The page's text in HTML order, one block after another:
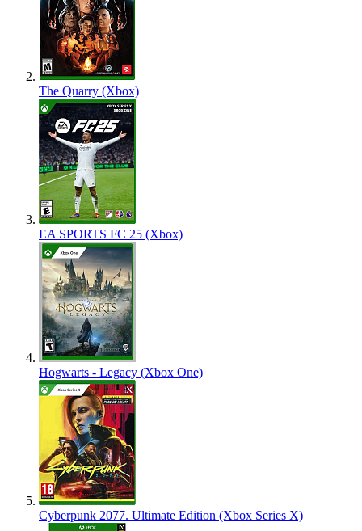
The Quarry (Xbox)
EA SPORTS FC 25 (Xbox)
Hogwarts - Legacy (Xbox One)
Cyberpunk 2077. Ultimate Edition (Xbox Series X)